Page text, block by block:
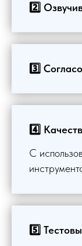
2️⃣
3️⃣
4️⃣
С
5️⃣